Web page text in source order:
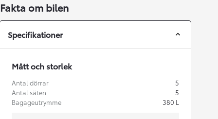
Fakta om bilen
Specifikationer
Mått och storlek
Antal dörrar
5
Antal säten
5
Bagageutrymme
380 L